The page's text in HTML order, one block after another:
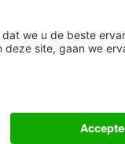
die hoe dan ook
land, het
horen daarbij.
voor hebben
om economische